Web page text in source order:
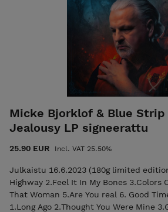
Hammond organ, Keyboards
Micke Bjorklof & Blue
Jealousy LP signeerattu
25.90 EUR Incl. VAT 25.50%
Julkaistu 16.6.2023 (180g limited
Highway 2.Feel It In My Bones 3.Colors
That Woman 5.Are You real 6. Good Times Somehow SIDE B
1.Long Ago 2.Thought You Were Mine 3.Get Out 4.Into The